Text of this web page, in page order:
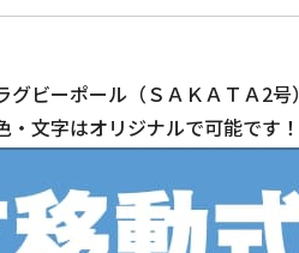
ビーポール（ＳＡＫＡＴＡ2号）
文字はオリジナルで可能です！